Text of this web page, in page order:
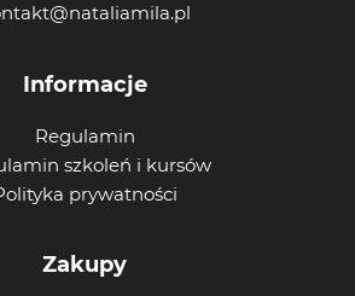
Informacje
Regulamin
szkoleń i kursów
prywatności
Zakupy